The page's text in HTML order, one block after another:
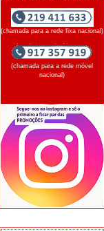
(chamada para a rede fixa nacional)
(chamada para a rede móvel
nacional)